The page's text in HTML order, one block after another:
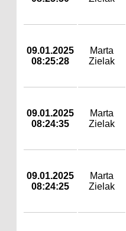
09.01.2025
08:25:28
Marta
Zielak
09.01.2025
08:24:35
Marta
Zielak
09.01.2025
08:24:25
Marta
Zielak